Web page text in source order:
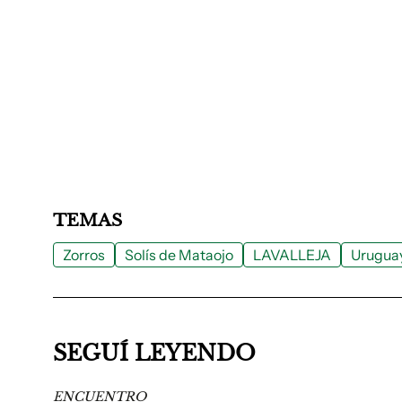
TEMAS
Zorros Solís de Mataojo LAVALLEJA
SEGUÍ LEYENDO
ENCUENTRO